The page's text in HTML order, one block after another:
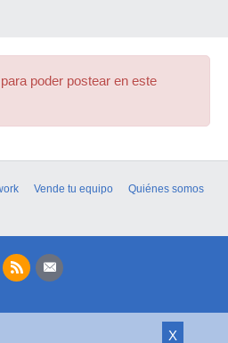
para poder postear en este
X
Vende tu equipo
Quiénes somos